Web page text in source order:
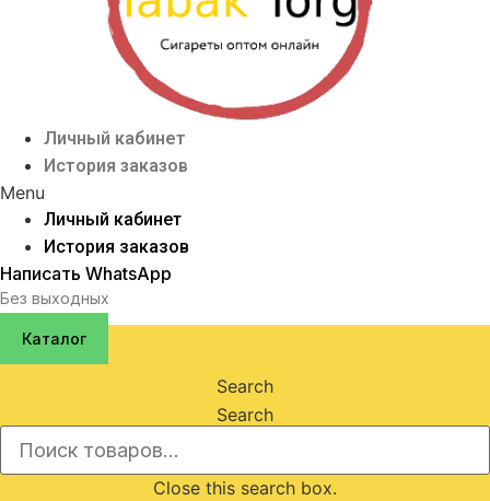
Личный кабинет
История заказов
Menu
Личный кабинет
История заказов
Написать WhatsApp
Без выходных
Каталог
Search
Search
Close this search box.